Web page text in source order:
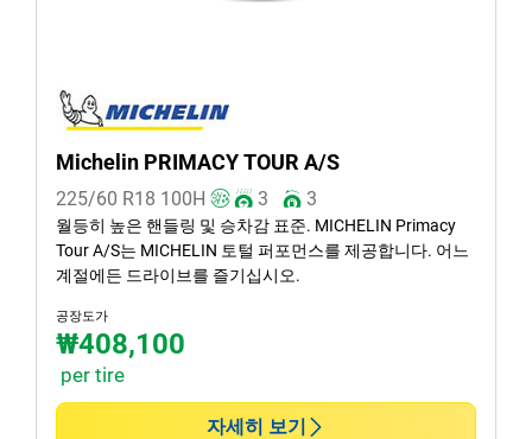
Michelin PRIMACY TOUR A/S
225/60 R18 100H 3 3
월등히 높은 핸들링 및 승차감 표준. MICHELIN Primacy
Tour A/S는 MICHELIN 토털 퍼포먼스를 제공합니다. 어느
계절에든 드라이브를 즐기십시오.
공장도가
₩408,100
per tire
자세히 보기